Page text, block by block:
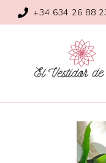
+34 634 26 88